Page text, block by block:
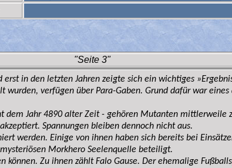
"Seite 3"
in den letzten Jahren zeigte sich ein wichtiges
verfügen über Para-Gaben. Grund dafür war
dem Jahr 4890 alter Zeit - gehören Mutanten
Spannungen bleiben dennoch nicht aus.
werden. Einige von ihnen haben sich bereits bei
Morkhero Seelenquelle beteiligt.
Zu ihnen zählt Falo Gause. Der ehemalige